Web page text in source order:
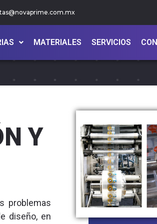
MATERIALES SERVICIOS
Y
problemas
diseño, en